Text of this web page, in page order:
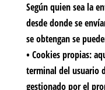
Según quien sea la
desde donde se
se obtengan se
• Cookies propias:
terminal del usuario
gestionado por el